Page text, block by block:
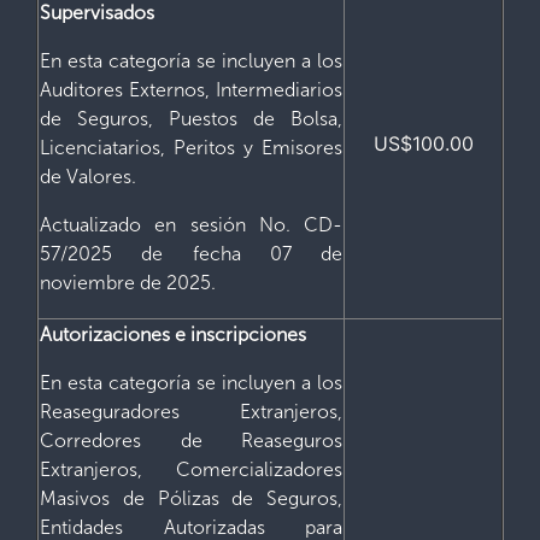
Supervisados
En esta categoría se incluyen a los
Auditores Externos, Intermediarios
de Seguros, Puestos de Bolsa,
Licenciatarios, Peritos y Emisores
de Valores.
Actualizado en sesión No. CD-
57/2025 de fecha 07 de
noviembre de 2025.
US$100.00
Autorizaciones e inscripciones
En esta categoría se incluyen a los
Reaseguradores Extranjeros,
Corredores de Reaseguros
Extranjeros, Comercializadores
Masivos de Pólizas de Seguros,
Entidades Autorizadas para